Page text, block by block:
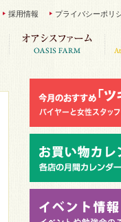
採用情報 プライバシーポリ